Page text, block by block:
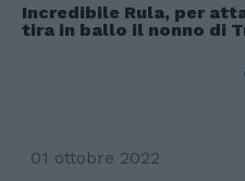
Incredibile Rula, per
tira in ballo il nonno di
01 ottobre 2022